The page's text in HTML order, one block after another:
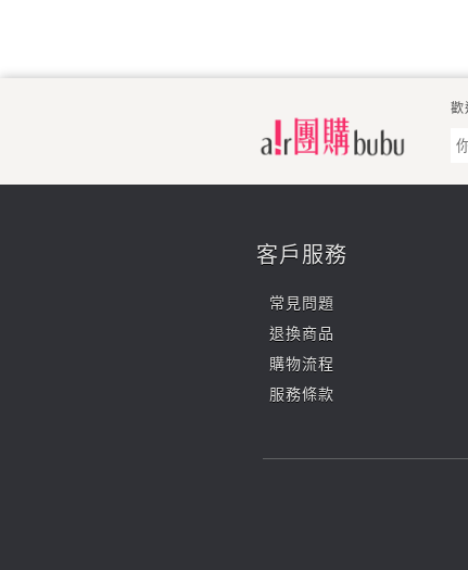
歡
客戶服務
常見問題
退換商品
購物流程
服務條款